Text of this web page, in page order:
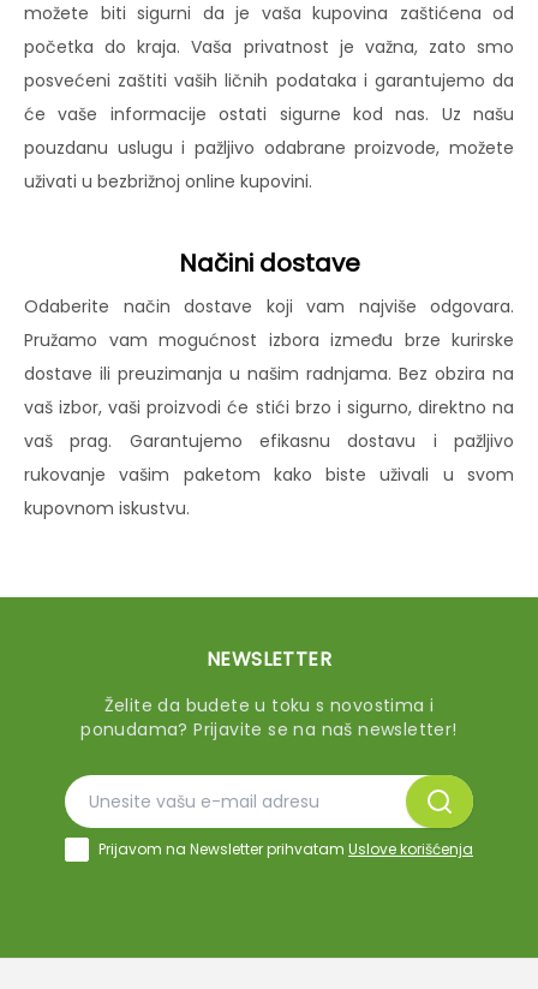
možete biti sigurni da je vaša kupovina zaštićena od
početka do kraja. Vaša privatnost je važna, zato smo
posvećeni zaštiti vaših ličnih podataka i garantujemo da
će vaše informacije ostati sigurne kod nas. Uz našu
pouzdanu uslugu i pažljivo odabrane proizvode, možete
uživati u bezbrižnoj online kupovini.
Načini dostave
Odaberite način dostave koji vam najviše odgovara.
Pružamo vam mogućnost izbora između brze kurirske
dostave ili preuzimanja u našim radnjama. Bez obzira na
vaš izbor, vaši proizvodi će stići brzo i sigurno, direktno na
vaš prag. Garantujemo efikasnu dostavu i pažljivo
rukovanje vašim paketom kako biste uživali u svom
kupovnom iskustvu.
NEWSLETTER
Želite da budete u toku s novostima i
ponudama? Prijavite se na naš newsletter!
Prijavom na Newsletter prihvatam Uslove korišćenja